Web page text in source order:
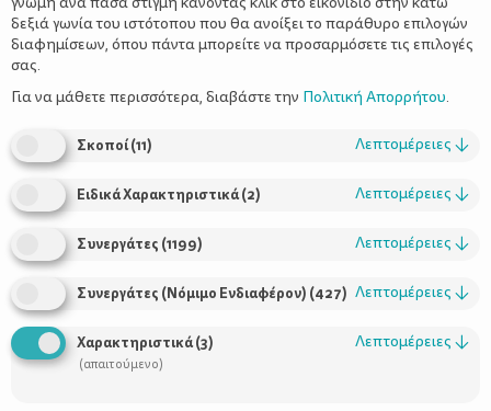
Το βιβλίο του μήνα: “Τι υπέροχο
πλάσμα θα γίνεις”
δεξιά γωνία του ιστότοπου που θα ανοίξει το παράθυρο επιλογών
διαφημίσεων, όπου πάντα μπορείτε να προσαρμόσετε τις επιλογές
σας.
Για να μάθετε περισσότερα, διαβάστε την Πολιτική Απορρήτου.
Σκοποί(11) Λεπτομέρειες ↓
Ειδικά Χαρακτηριστικά(2) Λεπτομέρειες ↓
Συνεργάτες (1199) Λεπτομέρειες ↓
Συνεργάτες (Νόμιμο Ενδιαφέρον) (427) Λεπτομέρειες ↓
Χαρακτηριστικά(3)
(απαιτούμενο)
Λεπτομέρειες ↓